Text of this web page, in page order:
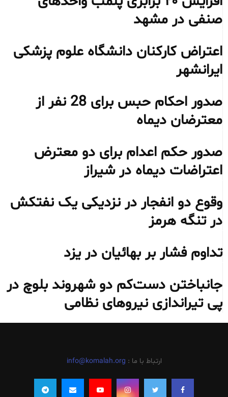
صنفی در مشهد
اعتراض کارکنان دانشگاه علوم پزشکی
ایرانشهر
صدور احکام حبس برای 28 نفر از
معترضان دیماه
صدور حکم اعدام برای دو معترض
اعتراضات دیماه در شیراز
وقوع دو انفجار در نزدیکی یک نفتکش
در تنگه هرمز
تداوم فشار بر بهائیان در یزد
جانباختن دست‌کم دو شهروند بلوچ در
پی تیراندازی نیروهای نظامی
ارتباط با ما : info@komalah.org